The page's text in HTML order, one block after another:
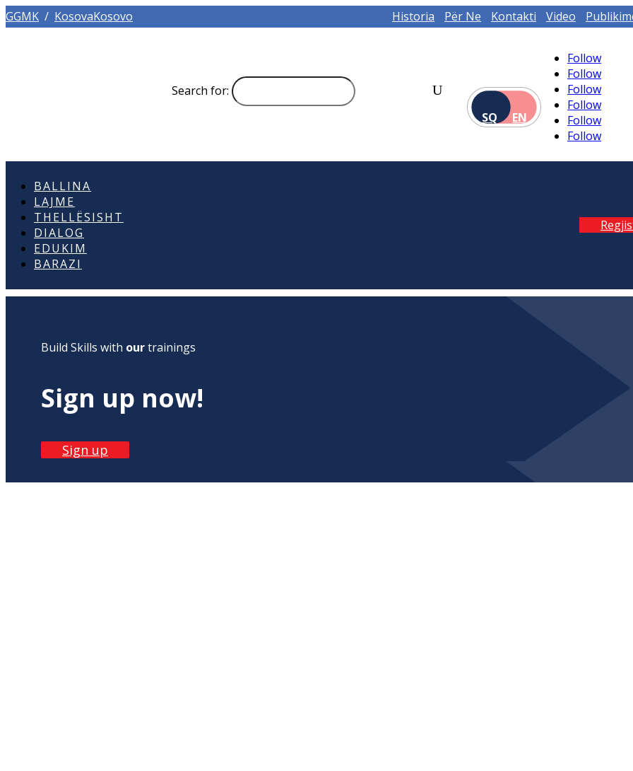
GGMK / KosovaKosovo Historia Për Ne Kontakti Video
Search for:
SQ
EN
Follow
Follow
Follow
Follow
Follow
Follow
BALLINA
LAJME
THELLËSISHT
DIALOG
EDUKIM
BARAZI
Build Skills with ourtrainings
Sign up now!
Sign up